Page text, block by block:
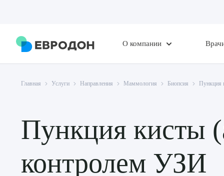
О компании
Главная Услуги Направления Маммология Биопсия Пункция
Пункция кисты
контролем УЗИ